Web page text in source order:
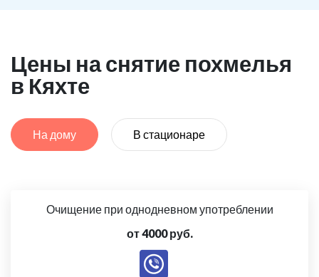
Цены на снятие похмелья
в Кяхте
На дому В стационаре
Очищение при однодневном употреблении
от 4000 руб.